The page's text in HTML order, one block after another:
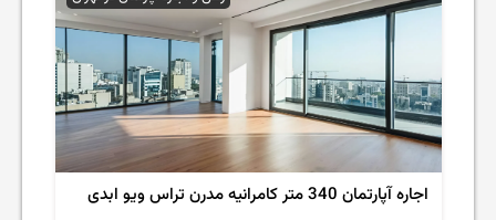
اجاره آپارتمان 340 متر کامرانیه مدرن تراس ویو ابدی